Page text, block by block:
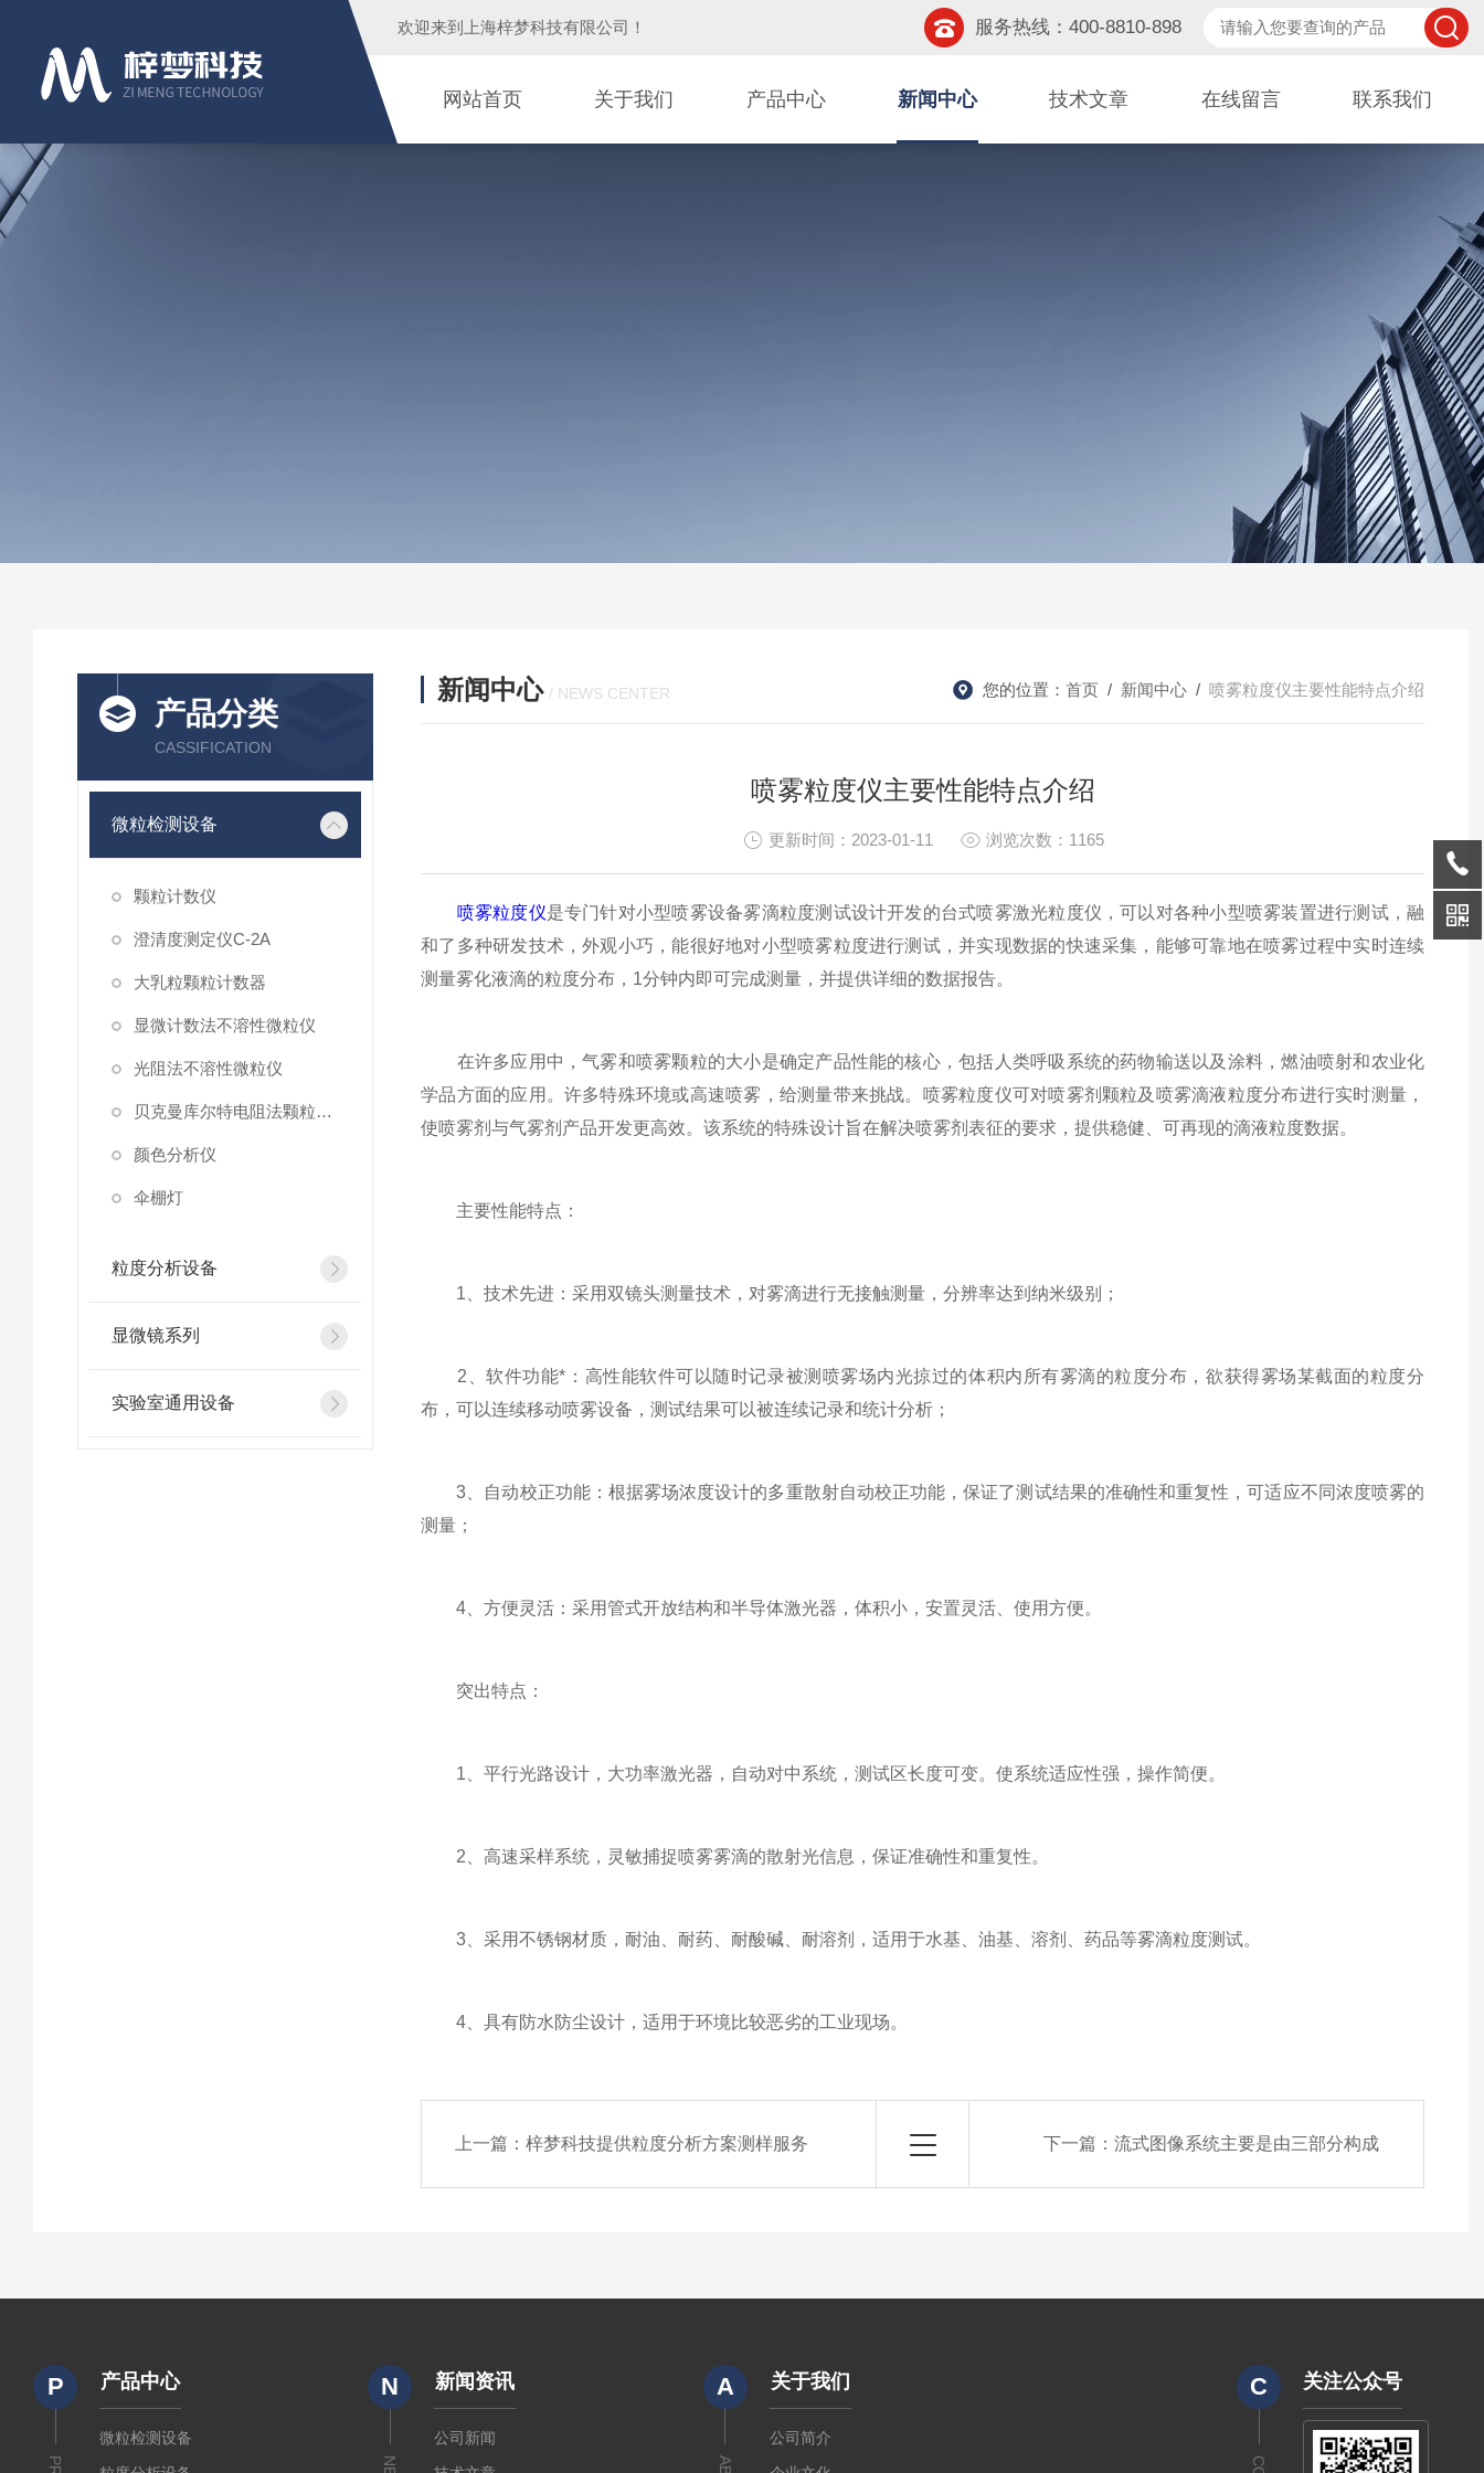
欢迎来到 上海梓梦科技有限公司 ！ 服务热线：400-8810-898
网站首页 关于我们 产品中心 新闻中心 技术文章 在线留言 联系我们
产品分类
CASSIFICATION
微粒检测设备
颗粒计数仪
澄清度测定仪C-2A
大乳粒颗粒计数器
显微计数法不溶性微粒仪
光阻法不溶性微粒仪
贝克曼库尔特电阻法颗粒计数器
颜色分析仪
伞棚灯
粒度分析设备
显微镜系列
实验室通用设备
新闻中心 / NEWS CENTER 您的位置： 首页 / 新闻中心 / 喷雾粒度仪主要性能特点介绍
喷雾粒度仪主要性能特点介绍
更新时间：2023-01-11 浏览次数：1165
喷雾粒度仪是专门针对小型喷雾设备雾滴粒度测试设计开发的台式喷雾激光粒度仪，可以对各种小型喷雾装置进行测试，融
和了多种研发技术，外观小巧，能很好地对小型喷雾粒度进行测试，并实现数据的快速采集，能够可靠地在喷雾过程中实时连续
测量雾化液滴的粒度分布，1分钟内即可完成测量，并提供详细的数据报告。
在许多应用中，气雾和喷雾颗粒的大小是确定产品性能的核心，包括人类呼吸系统的药物输送以及涂料，燃油喷射和农业化
学品方面的应用。许多特殊环境或高速喷雾，给测量带来挑战。喷雾粒度仪可对喷雾剂颗粒及喷雾滴液粒度分布进行实时测量，
使喷雾剂与气雾剂产品开发更高效。该系统的特殊设计旨在解决喷雾剂表征的要求，提供稳健、可再现的滴液粒度数据。
主要性能特点：
1、技术先进：采用双镜头测量技术，对雾滴进行无接触测量，分辨率达到纳米级别；
2、软件功能*：高性能软件可以随时记录被测喷雾场内光掠过的体积内所有雾滴的粒度分布，欲获得雾场某截面的粒度分
布，可以连续移动喷雾设备，测试结果可以被连续记录和统计分析；
3、自动校正功能：根据雾场浓度设计的多重散射自动校正功能，保证了测试结果的准确性和重复性，可适应不同浓度喷雾的
测量；
4、方便灵活：采用管式开放结构和半导体激光器，体积小，安置灵活、使用方便。
突出特点：
1、平行光路设计，大功率激光器，自动对中系统，测试区长度可变。使系统适应性强，操作简便。
2、高速采样系统，灵敏捕捉喷雾雾滴的散射光信息，保证准确性和重复性。
3、采用不锈钢材质，耐油、耐药、耐酸碱、耐溶剂，适用于水基、油基、溶剂、药品等雾滴粒度测试。
4、具有防水防尘设计，适用于环境比较恶劣的工业现场。
上一篇：梓梦科技提供粒度分析方案测样服务 下一篇： 流式图像系统主要是由三部分构成
P 产品中心
微粒检测设备
N 新闻资讯
公司新闻
A 关于我们
公司简介
C 关注公众号